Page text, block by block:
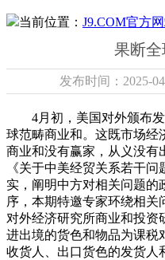
当前位置： J9.COM官方
果断
发布时间：2025-
4月初，美国对外颁布发
球范畴商业和。这既市场经
商业和没有赢家，从义没有
《关于中美经贸关系若干
实，阐明中方对相关问题的
序，本期特邀专家环绕相
对外经济研究所商业和投资
进出境的货色和物品为课税
收货人、出口货色的发货人